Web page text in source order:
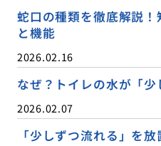
蛇口の種類を徹底解説
と機能
2026.02.16
なぜ？トイレの水が「
2026.02.07
「少しずつ流れる」を